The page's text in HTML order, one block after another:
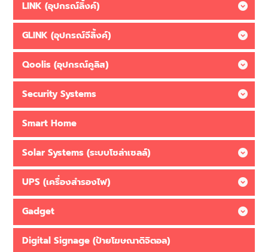
LINK (อุปกรณ์ลิ้งค์)
GLINK (อุปกรณ์จีลิ้งค์)
Qoolis (อุปกรณ์คูลิส)
Security Systems
Smart Home
Solar Systems (ระบบโซล่าเซลล์)
UPS (เครื่องสำรองไฟ)
Gadget
Digital Signage (ป้ายโฆษณาดิจิตอล)